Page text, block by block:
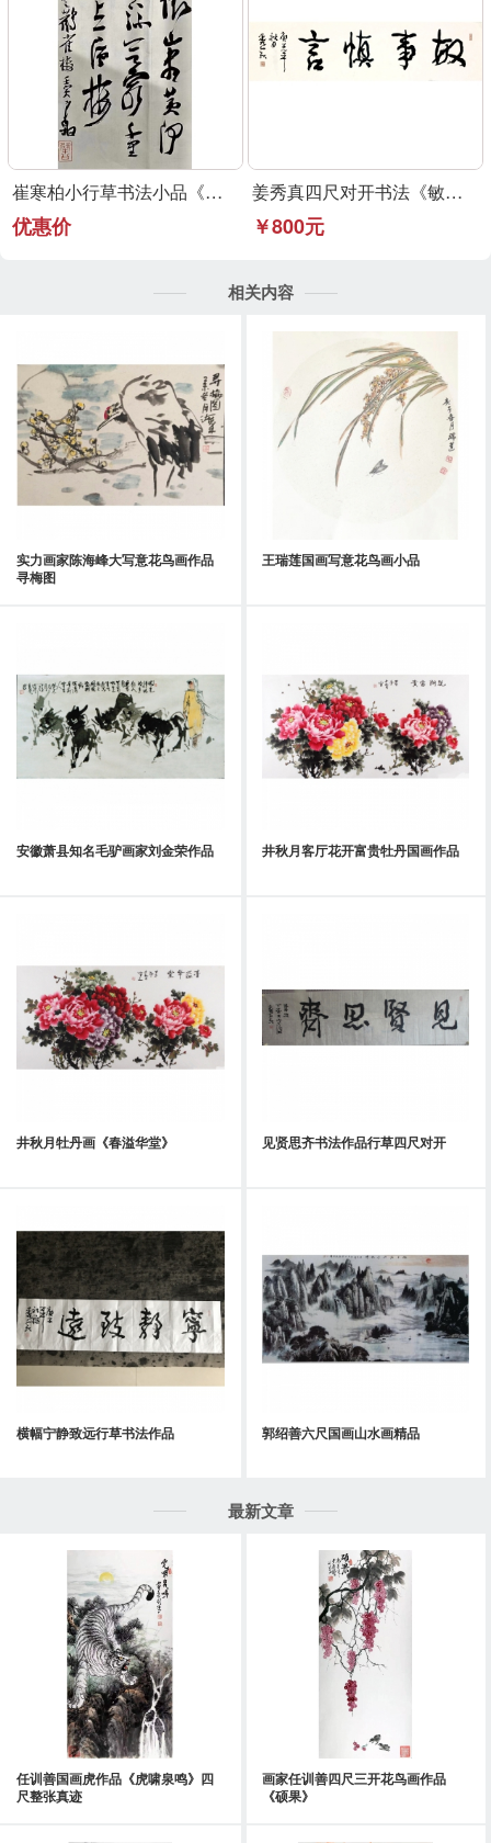
崔寒柏小行草书法小品《登鹳雀楼》可定制
优惠价
姜秀真四尺对开书法《敏事慎言》行草书法作品
￥800元
相关内容
实力画家陈海峰大写意花鸟画作品
寻梅图
王瑞莲国画写意花鸟画小品
安徽萧县知名毛驴画家刘金荣作品 井秋月客厅花开富贵牡丹国画作品
井秋月牡丹画《春溢华堂》 见贤思齐书法作品行草四尺对开
横幅宁静致远行草书法作品 郭绍善六尺国画山水画精品
最新文章
任训善国画虎作品《虎啸泉鸣》四
尺整张真迹
画家任训善四尺三开花鸟画作品
《硕果》